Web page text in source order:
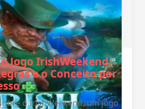
Jogo IrishWeekend:
e o Conceito por
o IrishWeekend, um jogo